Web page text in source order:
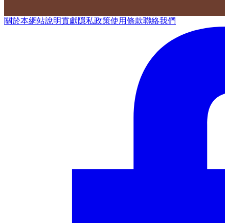
關於本網站說明貢獻隱私政策使用條款聯絡我們